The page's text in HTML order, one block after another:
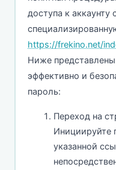
доступа к аккаунту
https://frekino.net/
Ниже
эффективно и
пароль:
Переход на
Инициируйте
указанной